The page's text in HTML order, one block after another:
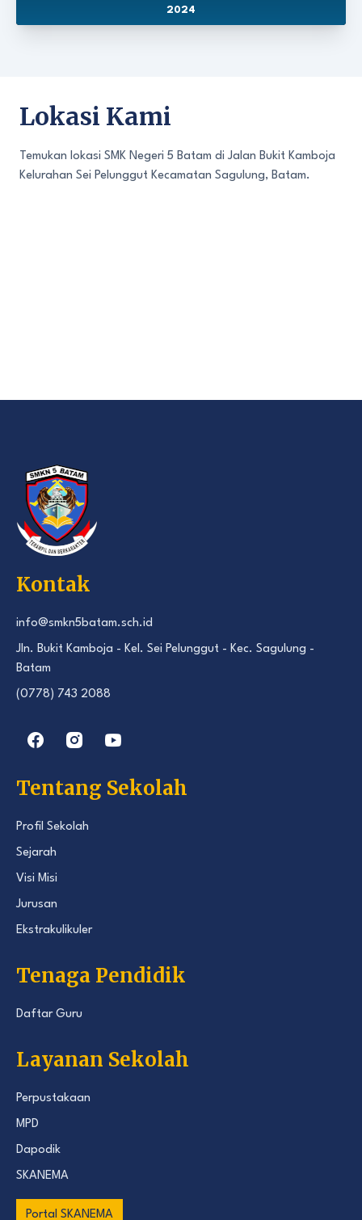
2024
Lokasi Kami
Temukan lokasi SMK Negeri 5 Batam di Jalan Bukit Kamboja
Kelurahan Sei Pelunggut Kecamatan Sagulung, Batam.
Kontak
info@smkn5batam.sch.id
Jln. Bukit Kamboja - Kel. Sei Pelunggut - Kec. Sagulung -
Batam
(0778) 743 2088
Tentang Sekolah
Profil Sekolah
Sejarah
Visi Misi
Jurusan
Ekstrakulikuler
Tenaga Pendidik
Daftar Guru
Layanan Sekolah
Perpustakaan
MPD
Dapodik
SKANEMA
Portal SKANEMA